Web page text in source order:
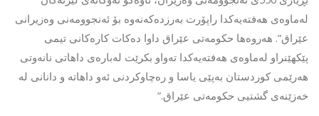
لەماوەی هەفتەیەکدا راپۆرت بەرزدەکەنەوە بۆ ئەنجوومەنی وەزیرانی
عێراق”. هەروەها حکومەتی عێراق داوا دەکات کارەکانی تیمی
پێکهێنراو لەماوەی هەفتەیەکدا تەواو بکرێت لەبارەی داهاتی نانەوتی
هەرێمی کوردستان بەپێی یاسا و رەچاوکردنی ئەو داهاتە و دانانی لە
خەزێنەی گشتیی حکومەتی عێراق.”